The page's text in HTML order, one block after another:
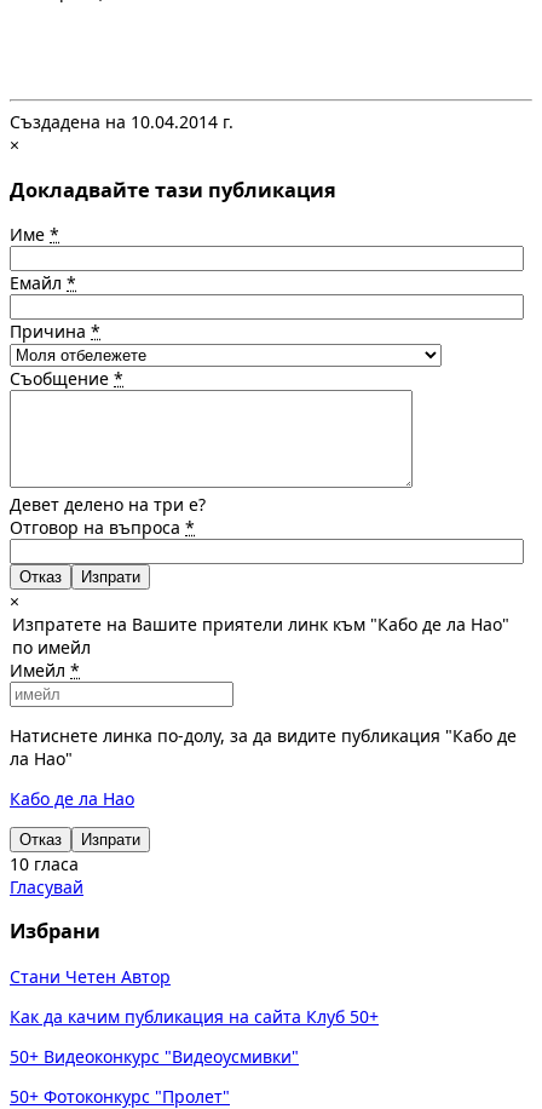
Създадена на 10.04.2014 г.
×
Докладвайте тази публикация
Име *
Емайл *
Причина *
Съобщение *
Девет делено на три е?
Отговор на въпроса *
Отказ
×
Изпратете на Вашите приятели линк към "Кабо де ла Нао"
по имейл
Имейл *
Натиснете линка по-долу, за да видите публикация "Кабо де
ла Нао"
Кабо де ла Нао
Отказ Изпрати
10 гласа
Гласувай
Избрани
Стани Четен Автор
Как да качим публикация на сайта Клуб 50+
50+ Видеоконкурс "Видеоусмивки"
50+ Фотоконкурс "Пролет"